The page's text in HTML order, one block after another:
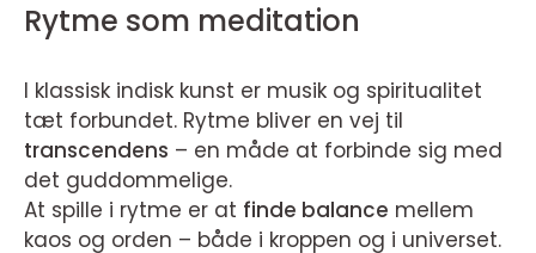
Rytme som meditation
I klassisk indisk kunst er musik og spiritualitet
tæt forbundet. Rytme bliver en vej til
transcendens – en måde at forbinde sig med
det guddommelige.
At spille i rytme er at finde balance mellem
kaos og orden – både i kroppen og i universet.